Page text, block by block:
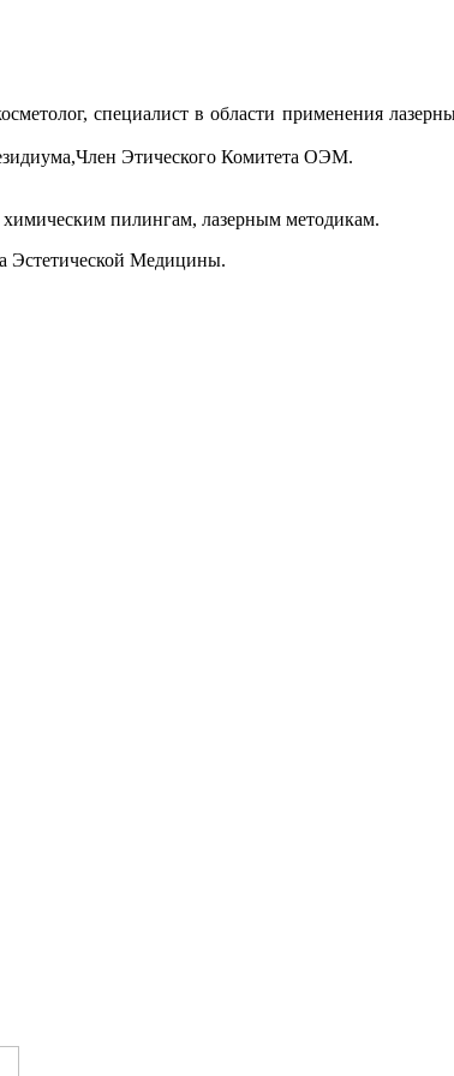
специалист в области применения
Этического Комитета ОЭМ.
пилингам, лазерным методикам.
Эстетической Медицины.